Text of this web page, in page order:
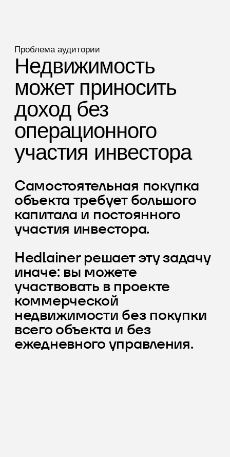
Самостоятельно
Большой капитал на входе
Поиск объекта
Проверка документов
Арендаторы
Управление
Ремонт
Риски простоя
Инвестирую
c HEDLAINER
участия инвестора.
Hedlainer решает эту задачу
иначе: вы можете
участвовать в проекте
коммерческой
недвижимости без покупки
всего объекта и без
ежедневного управления.